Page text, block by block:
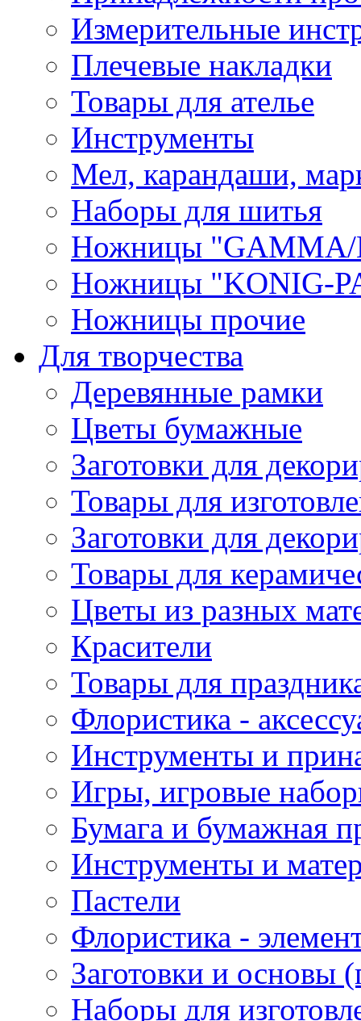
Измерительные
Плечевые накладки
Товары для ателье
Инструменты
Мел, карандаши,
Наборы для шитья
Ножницы "GAMMA/
Ножницы "KONIG-
Ножницы прочие
Для творчества
Деревянные рамки
Цветы бумажные
Заготовки для
Товары для
Заготовки для
Товары для
Цветы из разных
Красители
Товары для
Флористика -
Инструменты и
Игры, игровые
Бумага и бумажная
Инструменты и
Пастели
Флористика -
Заготовки и основы
Наборы для